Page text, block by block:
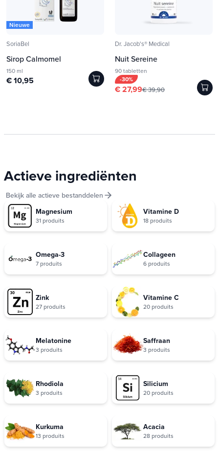
Nieuwe
SoriaBel
Sirop Calmomel
150 ml
€ 10,95
Dr. Jacob's® Medical
Nuit Sereine
90 tabletten
-30%
€ 27,99€ 39,90
Actieve ingrediënten
Bekijk alle actieve bestanddelen
Magnesium
31 produits
Vitamine D
18 produits
Omega-3
7 produits
Collageen
6 produits
Zink
27 produits
Vitamine C
20 produits
Melatonine
3 produits
Saffraan
3 produits
Rhodiola
3 produits
Silicium
20 produits
Kurkuma
13 produits
Acacia
28 produits